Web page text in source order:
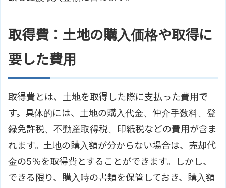
取得費：土地の購入価格や取得に
要した費用
取得費とは、土地を取得した際に支払った費用で
す。具体的には、土地の購入代金、仲介手数料、登
録免許税、不動産取得税、印紙税などの費用が含ま
れます。土地の購入額が分からない場合は、売却代
金の5％を取得費とすることができます。しかし、
できる限り、購入時の書類を保管しておき、購入額